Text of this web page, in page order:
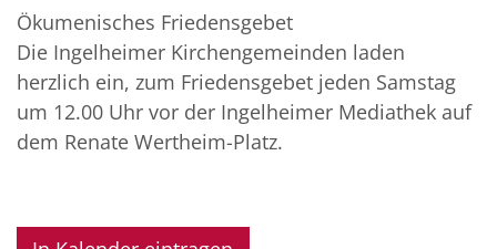
Ökumenisches Friedensgebet
Die Ingelheimer Kirchengemeinden laden
herzlich ein, zum Friedensgebet jeden Samstag
um 12.00 Uhr vor der Ingelheimer Mediathek auf
dem Renate Wertheim-Platz.